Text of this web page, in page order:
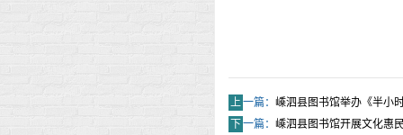
上一篇： 嵊泗县图书馆举办《半小
下 一篇： 嵊泗县图书馆开展文化惠